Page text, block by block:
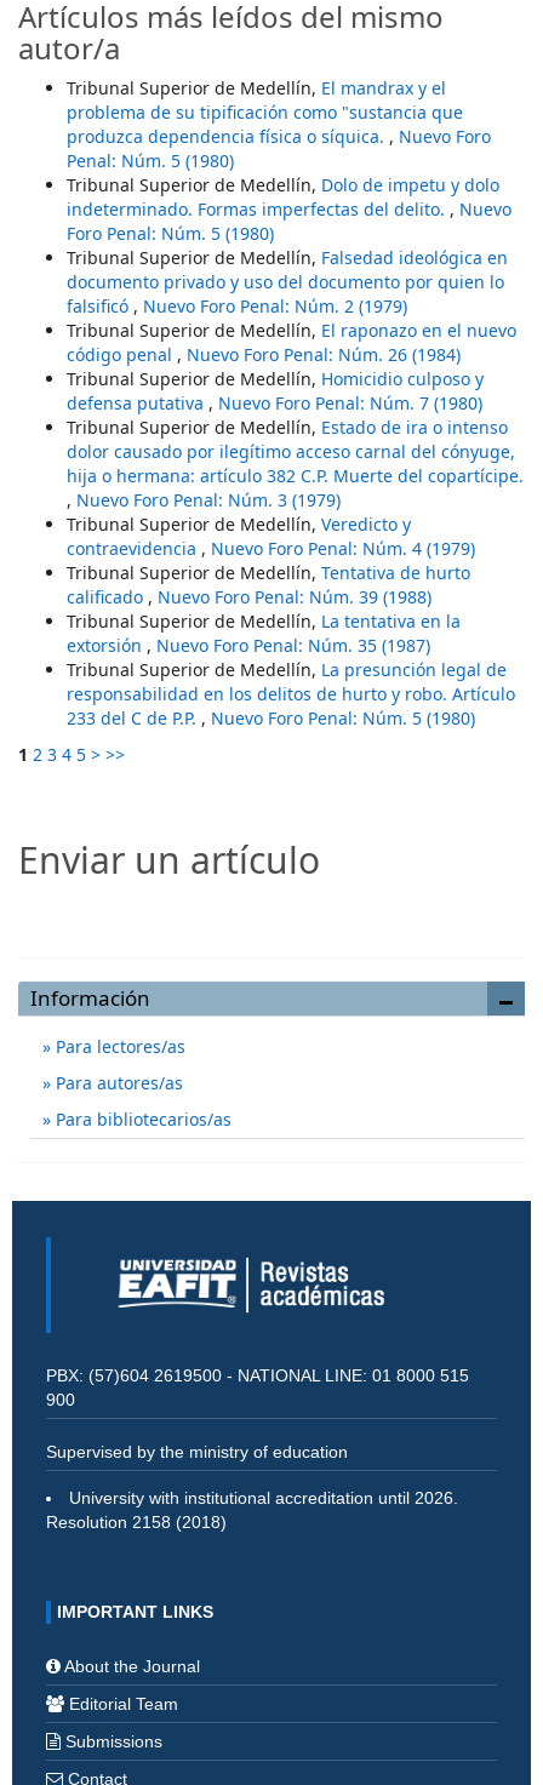
Artículos más leídos del mismo
autor/a
Tribunal Superior de Medellín, El mandrax y el
problema de su tipificación como "sustancia que
produzca dependencia física o síquica. , Nuevo Foro
Penal: Núm. 5 (1980)
Tribunal Superior de Medellín, Dolo de impetu y dolo
indeterminado. Formas imperfectas del delito. , Nuevo
Foro Penal: Núm. 5 (1980)
Tribunal Superior de Medellín, Falsedad ideológica en
documento privado y uso del documento por quien lo
falsificó , Nuevo Foro Penal: Núm. 2 (1979)
Tribunal Superior de Medellín, El raponazo en el nuevo
código penal , Nuevo Foro Penal: Núm. 26 (1984)
Tribunal Superior de Medellín, Homicidio culposo y
defensa putativa , Nuevo Foro Penal: Núm. 7 (1980)
Tribunal Superior de Medellín, Estado de ira o intenso
dolor causado por ilegítimo acceso carnal del cónyuge,
hija o hermana: artículo 382 C.P. Muerte del copartícipe.
, Nuevo Foro Penal: Núm. 3 (1979)
Tribunal Superior de Medellín, Veredicto y
contraevidencia , Nuevo Foro Penal: Núm. 4 (1979)
Tribunal Superior de Medellín, Tentativa de hurto
calificado , Nuevo Foro Penal: Núm. 39 (1988)
Tribunal Superior de Medellín, La tentativa en la
extorsión , Nuevo Foro Penal: Núm. 35 (1987)
Tribunal Superior de Medellín, La presunción legal de
responsabilidad en los delitos de hurto y robo. Artículo
233 del C de P.P. , Nuevo Foro Penal: Núm. 5 (1980)
1 2 3 4 5 > >>
Enviar un artículo
Información
Para lectores/as
Para autores/as
Para bibliotecarios/as
PBX: (57)604 2619500 - NATIONAL LINE: 01 8000 515
900
Supervised by the ministry of education
University with institutional accreditation until 2026.
Resolution 2158 (2018)
IMPORTANT LINKS
About the Journal
Editorial Team
Submissions
Contact